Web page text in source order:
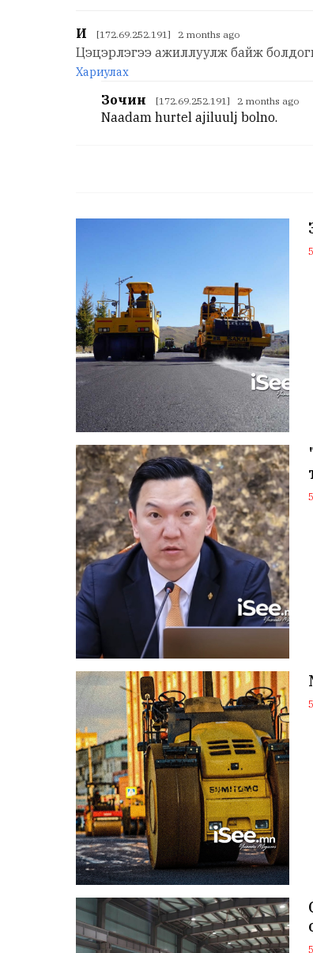
И [172.69.252.191] 2 months ago
Цэцэрлэгээ ажиллуулж байж
Хариулах
Зочин [172.69.252.191] 2 months ago
Naadam hurtel ajiluulj bolno.